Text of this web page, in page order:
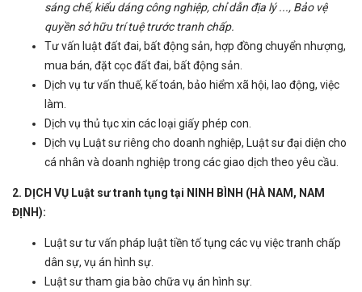
sáng chế, kiểu dáng công nghiệp, chỉ dẫn địa lý ..., Bảo vệ
quyền sở hữu trí tuệ trước tranh chấp.
Tư vấn luật đất đai, bất động sản, hợp đồng chuyển nhượng,
mua bán, đặt cọc đất đai, bất động sản.
Dịch vụ tư vấn thuế, kế toán, bảo hiểm xã hội, lao động, việc
làm.
Dịch vụ thủ tục xin các loại giấy phép con.
Dịch vụ Luật sư riêng cho doanh nghiệp, Luật sư đại diện cho
cá nhân và doanh nghiệp trong các giao dịch theo yêu cầu.
2. DỊCH VỤ Luật sư tranh tụng tại NINH BÌNH (HÀ NAM, NAM
ĐỊNH):
Luật sư tư vấn pháp luật tiền tố tụng các vụ việc tranh chấp
dân sự, vụ án hình sự.
Luật sư tham gia bào chữa vụ án hình sự.